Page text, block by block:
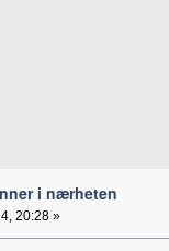
i nærheten
20:28 »